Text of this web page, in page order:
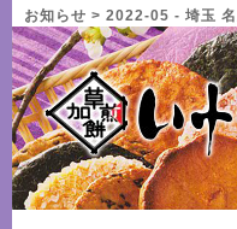
お知らせ > 2022-05 - 埼玉